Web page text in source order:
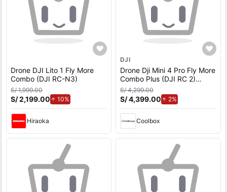
Drone DJI Lito 1 Fly More
Combo (DJI RC-N3)
S/ 1,999.00
S/ 2,199.00 10%
Hiraoka
DJI
Drone Dji Mini 4 Pro Fly More
Combo Plus (DJI RC 2)
48MP, 4K, vuelo 39 min
S/ 4,299.00
S/ 4,399.00 2%de aumento.
Coolbox